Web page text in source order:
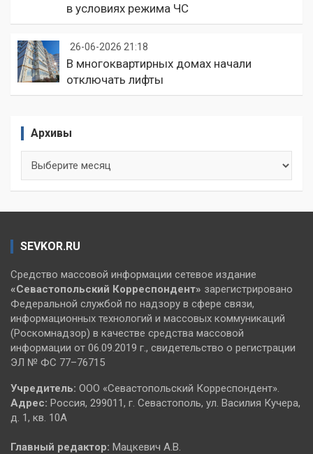
в условиях режима ЧС
26-06-2026 21:18
В многоквартирных домах начали
отключать лифты
Архивы
SEVKOR.RU
Средство массовой информации сетевое издание
«Севастопольский Корреспондент» зарегистрировано
Федеральной службой по надзору в сфере связи,
информационных технологий и массовых коммуникаций
(Роскомнадзор) в качестве средства массовой
информации от 06.09.2019 г., свидетельство о регистрации
ЭЛ № ФС 77–76715
Учредитель: ООО «Севастопольский Корреспондент».
Адрес: Россия, 299011, г. Севастополь, ул. Василия Кучера,
д. 1, кв. 10А
Главный редактор: Мацкевич А.В.